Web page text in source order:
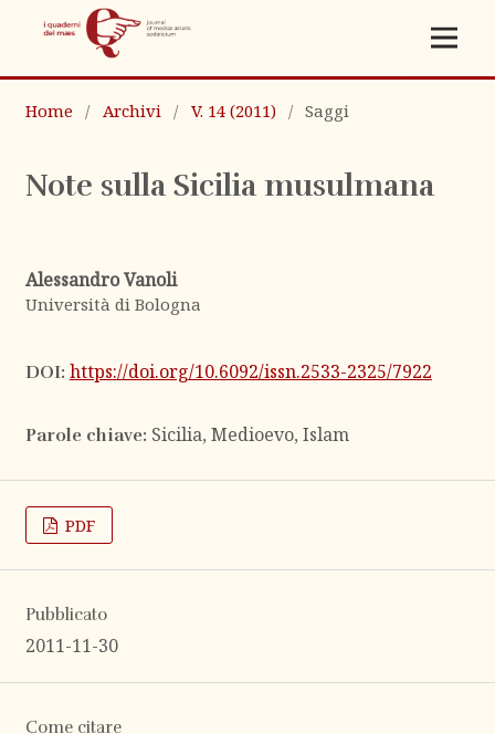
Home / Archivi / V. 14 (2011) / Saggi
Note sulla Sicilia musulmana
Alessandro Vanoli
Università di Bologna
DOI: https://doi.org/10.6092/issn.2533-2325/7922
Parole chiave: Sicilia, Medioevo, Islam
PDF
Pubblicato
2011-11-30
Come citare